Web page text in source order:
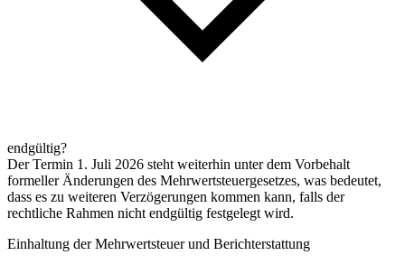
endgültig?
Der Termin 1. Juli 2026 steht weiterhin unter dem Vorbehalt
formeller Änderungen des Mehrwertsteuergesetzes, was bedeutet,
dass es zu weiteren Verzögerungen kommen kann, falls der
rechtliche Rahmen nicht endgültig festgelegt wird.
Einhaltung der Mehrwertsteuer und Berichterstattung